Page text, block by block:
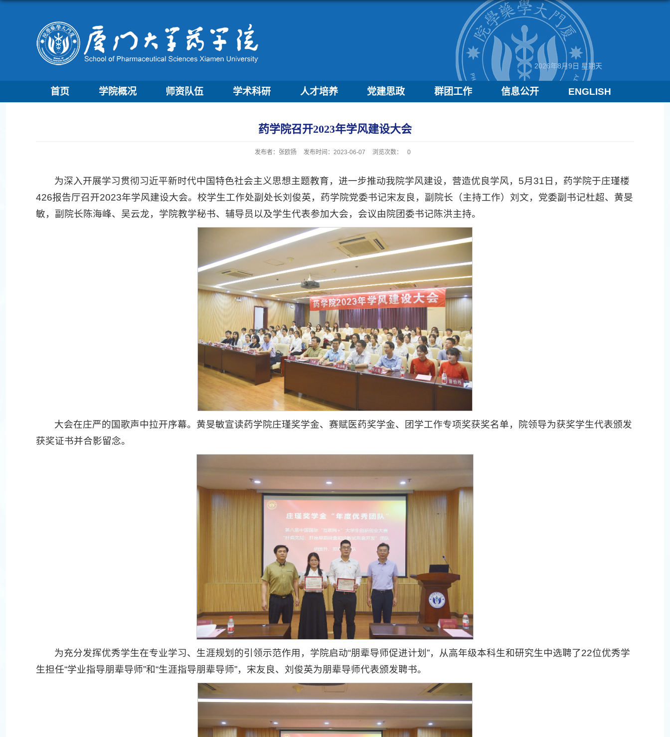
2026年8月9日 星期天
首页 学院概况 师资队伍 学术科研 人才培养 党建思政 群团工作 信息公开 ENGLISH
药学院召开2023年学风建设大会
发布者：张欧扬 发布时间：2023-06-07 浏览次数： 0
为深入开展学习贯彻习近平新时代中国特色社会主义思想主题教育，进一步推动我院学风建设，营造优良学风，5月31日，药学院于庄瑾楼
426报告厅召开2023年学风建设大会。校学生工作处副处长刘俊英，药学院党委书记宋友良，副院长（主持工作）刘文，党委副书记杜超、黄旻
敏，副院长陈海峰、吴云龙，学院教学秘书、辅导员以及学生代表参加大会，会议由院团委书记陈洪主持。
大会在庄严的国歌声中拉开序幕。黄旻敏宣读药学院庄瑾奖学金、赛赋医药奖学金、团学工作专项奖获奖名单，院领导为获奖学生代表颁发
获奖证书并合影留念。
为充分发挥优秀学生在专业学习、生涯规划的引领示范作用，学院启动“朋辈导师促进计划”，从高年级本科生和研究生中选聘了22位优秀学
生担任“学业指导朋辈导师”和“生涯指导朋辈导师”，宋友良、刘俊英为朋辈导师代表颁发聘书。